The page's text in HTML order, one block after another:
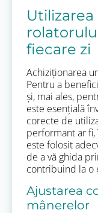
Utilizarea
fiecare zi
Achiziționarea
Pentru a
și, mai ales,
este esențială
corecte de
performant ar
este folosit
de a vă ghida
contribuind la o
Ajustarea
mânerelor